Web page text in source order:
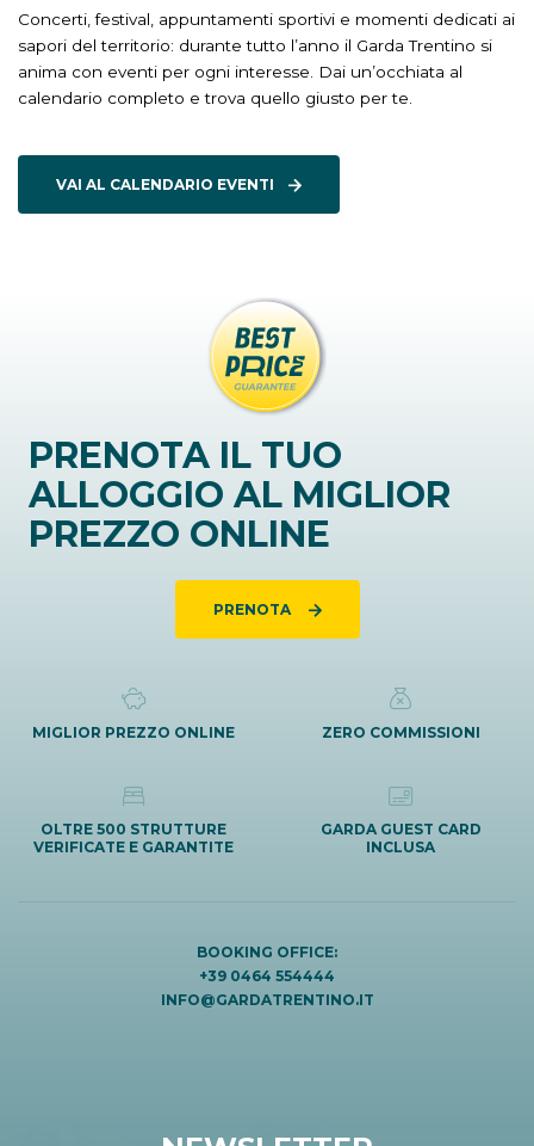
Concerti, festival, appuntamenti sportivi e momenti dedicati ai
sapori del territorio: durante tutto l’anno il Garda Trentino si
anima con eventi per ogni interesse. Dai un’occhiata al
calendario completo e trova quello giusto per te.
VAI AL CALENDARIO EVENTI
PRENOTA IL TUO
ALLOGGIO AL MIGLIOR
PREZZO ONLINE
PRENOTA
MIGLIOR PREZZO ONLINE ZERO COMMISSIONI
OLTRE 500 STRUTTURE
VERIFICATE E GARANTITE
GARDA GUEST CARD
INCLUSA
BOOKING OFFICE:
+39 0464 554444
INFO@GARDATRENTINO.IT